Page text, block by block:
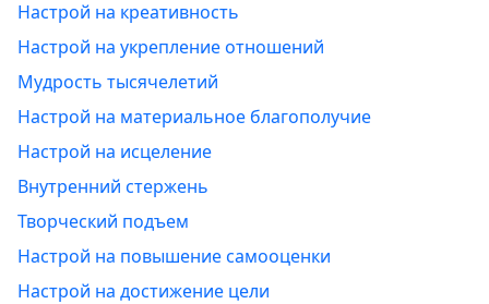
Настрой на креативность
Настрой на укрепление отношений
Мудрость тысячелетий
Настрой на материальное благополучие
Настрой на исцеление
Внутренний стержень
Творческий подъем
Настрой на повышение самооценки
Настрой на достижение цели